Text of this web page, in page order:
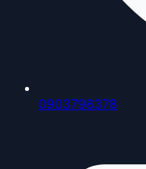
0903798378